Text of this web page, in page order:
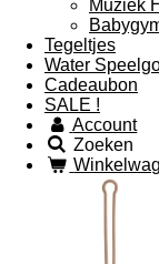
Muziek
Tegeltjes
Water
Cadeaubon
SALE !
Account
Zoeken